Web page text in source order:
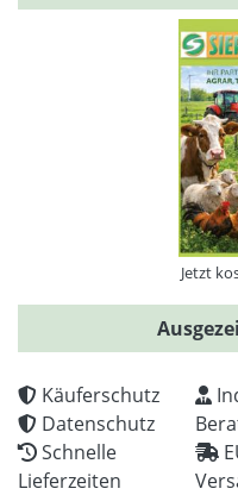
Jetzt
Käuferschutz
Datenschutz
Schnelle
Lieferzeiten